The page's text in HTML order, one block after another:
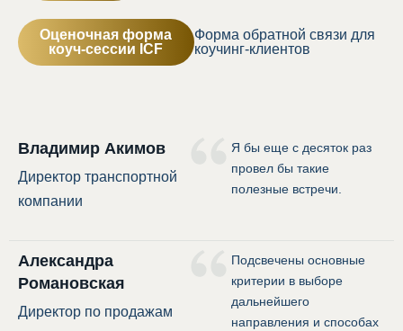
Оценочная форма
коуч-сессии ICF
Форма обратной связи для
коучинг-клиентов
Владимир Акимов
Директор транспортной
компании
Я бы еще с десяток раз
провел бы такие
полезные встречи.
Александра
Романовская
Директор по продажам
Подсвечены основные
критерии в выборе
дальнейшего
направления и способах